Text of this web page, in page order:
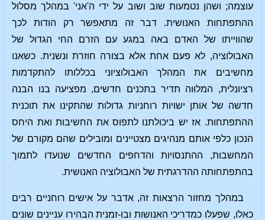
עוצמה; ושהן נטמעות שוב ושוב על ידי ה'אני' במהלך מסלול
ההתפתחות האנושית. דבר זה מתאפשר רק הודות לכך
שהווייתו של האדם באה במגע עם הזרם החי הגדול של
האבולוציה, לא פעם אחת אלא בצורה חוזרת ונשנית. כשאנו
מחשיבים את המהלך האבולוציוני בכללותו להתקדמות
רציונלית, המלוּוה תדיר בתכנים חדשים, מפציעה בנו הבנה
חדשה של אותן ישויות רוחניות גדולות שהתקינו את תוכנית
ההתפתחות. אז יש ביכולתנו לתפוס את החשיבות ואת היחס
הנכון כלפי אותם מנהיגים מצטיינים ומובילים שהם מקורם של
המחשבות, ההתנסויות והדחפים החדשים שנועדו לתמוך
בהתפתחותה ההדרגתית של האבולוציה האנושית.
במהלך מחזור הרצאות זה, אדבר על אישים רוחניים רבים
כאלו, שפעלו כמדריכי האנושות ובו-זמנית הבהירו עניינים שונים